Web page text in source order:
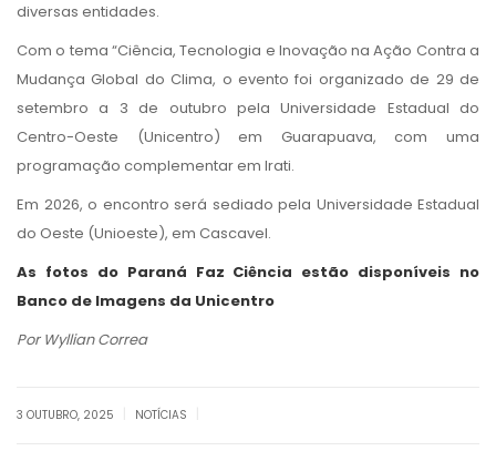
diversas entidades.
Com o tema “Ciência, Tecnologia e Inovação na Ação Contra a
Mudança Global do Clima, o evento foi organizado de 29 de
setembro a 3 de outubro pela Universidade Estadual do
Centro-Oeste (Unicentro) em Guarapuava, com uma
programação complementar em Irati.
Em 2026, o encontro será sediado pela Universidade Estadual
do Oeste (Unioeste), em Cascavel.
As fotos do Paraná Faz Ciência estão disponíveis no
Banco de Imagens da Unicentro
Por Wyllian Correa
3 OUTUBRO, 2025 NOTÍCIAS